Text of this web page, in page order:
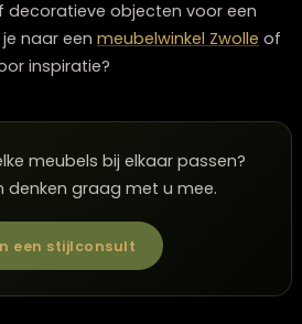
in Scandinavische
natuurlijke uitstraling en wordt
zoals wol en linnen. Deze
koper en messing zijn ook
moderne touch en kunnen
of decoratieve objecten voor
je naar eenmeubelwinkel